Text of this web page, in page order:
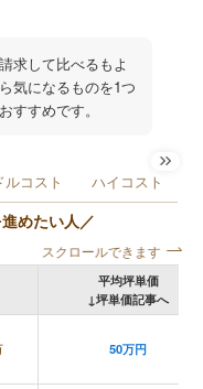
求して比べるもよ
気になるものを1つ
すすめです。
ルコスト ハイコスト
めたい人／
スクロールできます
平均坪単価
↓坪単価記事へ
50万円